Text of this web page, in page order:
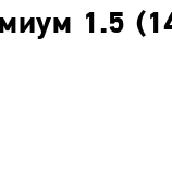
1.5